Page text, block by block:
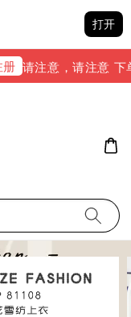
打开
请注意，请注意 下